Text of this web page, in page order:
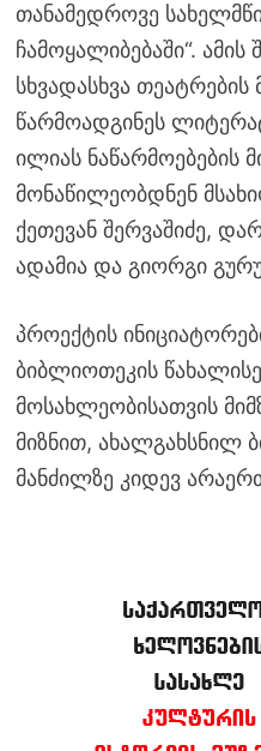
თანამედროვე
ჩამოყალიბებაში“.
სხვადასხვა თეატრების
წარმოადგინეს
ილიას ნაწარმოებების
მონაწილეობდნენ
ქეთევან შერვაშიძე,
ადამია და გიორგი
პროექტის
ბიბლიოთეკის
მოსახლეობისათვის
მიზნით, ახალგახსნილ
მანძილზე კიდევ